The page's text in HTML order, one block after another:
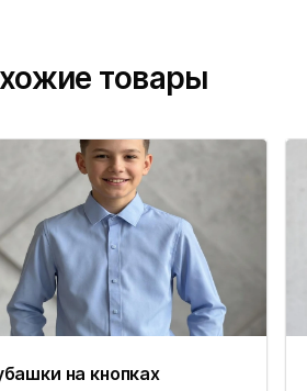
товары
на кнопках